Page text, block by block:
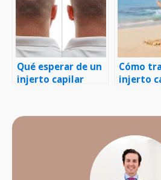
Qué esperar de un
injerto capilar
Cómo
injerto